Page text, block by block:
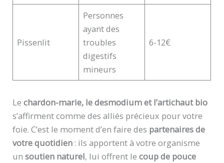
Pissenlit
Personnes
ayant des
troubles
digestifs
mineurs
6-12€
Lechardon-marie, le desmodium et l’artichaut bio
s’affirment comme des alliés précieux pour votre
foie. C’est le moment d’en faire des partenaires de
votre quotidien: ils apportent à votre organisme
unsoutien naturel, lui offrent lecoup de pouce